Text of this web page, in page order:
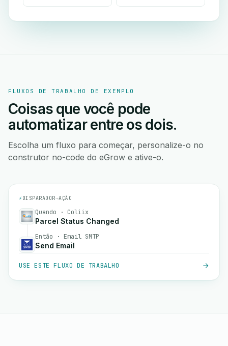
FLUXOS DE TRABALHO DE EXEMPLO
Coisas que você pode
automatizar entre os dois.
Escolha um fluxo para começar, personalize-o no
construtor no-code do eGrow e ative-o.
⚡ DISPARADOR→AÇÃO
Quando · Coliix
Parcel Status Changed
Então · Email SMTP
Send Email
USE ESTE FLUXO DE TRABALHO